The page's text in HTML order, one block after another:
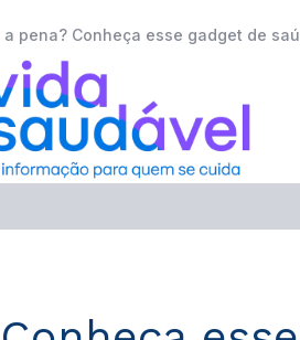
pena? Conheça esse gadget de